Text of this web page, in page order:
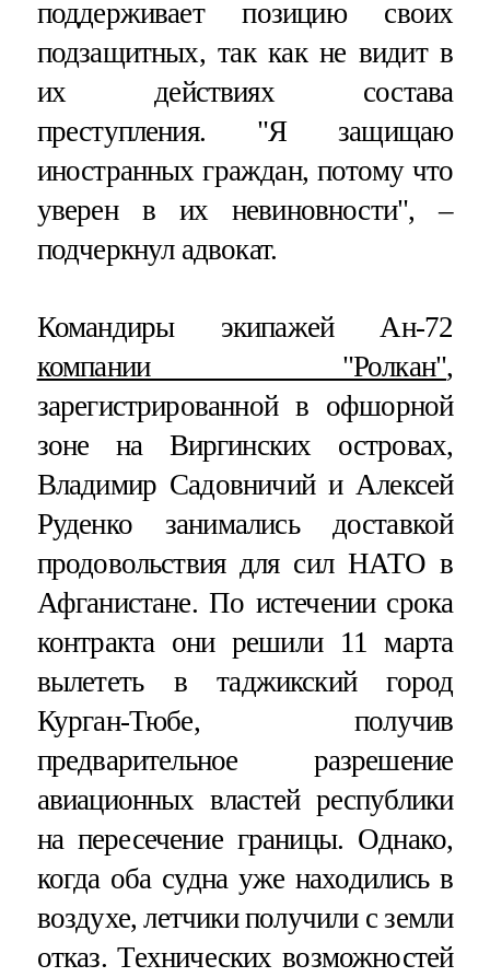
поддерживает позицию своих
подзащитных, так как не видит в
их действиях состава
преступления. "Я защищаю
иностранных граждан, потому что
уверен в их невиновности", –
подчеркнул адвокат.
Командиры экипажей Ан-72
компании "Ролкан",
зарегистрированной в офшорной
зоне на Виргинских островах,
Владимир Садовничий и Алексей
Руденко занимались доставкой
продовольствия для сил НАТО в
Афганистане. По истечении срока
контракта они решили 11 марта
вылететь в таджикский город
Курган-Тюбе, получив
предварительное разрешение
авиационных властей республики
на пересечение границы. Однако,
когда оба судна уже находились в
воздухе, летчики получили с земли
отказ. Технических возможностей